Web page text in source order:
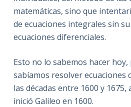
matemáticas, sino que
de ecuaciones integrales sin
ecuaciones diferenciales.
Esto no lo sabemos hacer
sabíamos resolver ecuaciones
las décadas entre 1600 y 1675,
inició Galileo en 1600.